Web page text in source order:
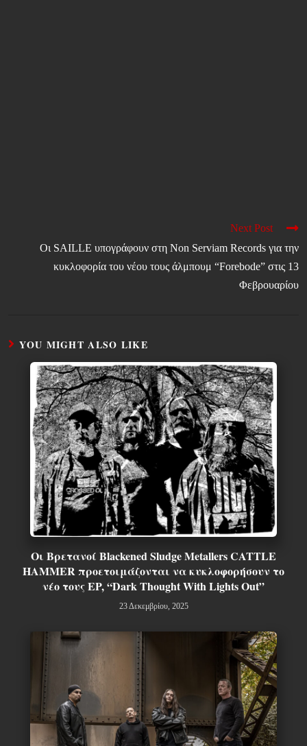
Next Post
Οι SAILLE υπογράφουν στη Non Serviam Records για την
κυκλοφορία του νέου τους άλμπουμ “Forebode” στις 13
Φεβρουαρίου
YOU MIGHT ALSO LIKE
Οι Βρετανοί Blackened Sludge Metallers CATTLE
HAMMER προετοιμάζονται να κυκλοφορήσουν το
νέο τους EP, “Dark Thought With Lights Out”
23 Δεκεμβρίου, 2025